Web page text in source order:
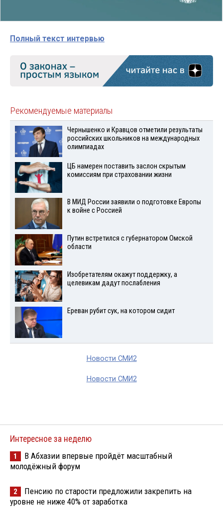
Полный текст интервью
Рекомендуемые материалы
Чернышенко и Кравцов отметили результаты
российских школьников на международных
олимпиадах
ЦБ намерен поставить заслон скрытым
комиссиям при страховании жизни
В МИД России заявили о подготовке Европы
к войне с Россией
Путин встретился с губернатором Омской
области
Изобретателям окажут поддержку, а
целевикам дадут послабления
Ереван рубит сук, на котором сидит
Новости СМИ2
Новости СМИ2
Интересное за неделю
1
В Абхазии впервые пройдёт масштабный
молодёжный форум
2
Пенсию по старости предложили закрепить на
уровне не ниже 40% от заработка